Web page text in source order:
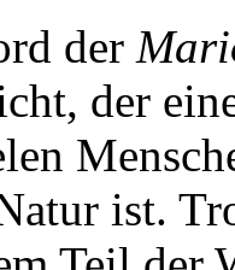
der
der
ist.